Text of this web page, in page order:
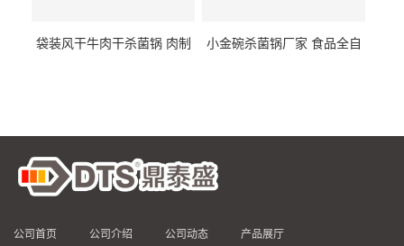
袋装风干牛肉干杀菌锅 肉制
小金碗杀菌锅厂家 食品全自
公司首页 公司介绍 公司动态 产品展厅